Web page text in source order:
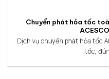
Chuyển phát hỏa tốc
Dịch vụ chuyển phát hỏa tốc
tốc,